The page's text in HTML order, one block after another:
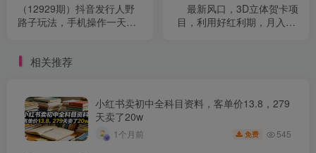
（12929期）抖音发行人野
路子玩法，手机操作一天
最新风口，3D立体贺卡项
目，利用好红利期，月入5w
相关推荐
小红书卖初中全科目资料，客单价13.8，279
天卖了20w
1个月前 免费 545